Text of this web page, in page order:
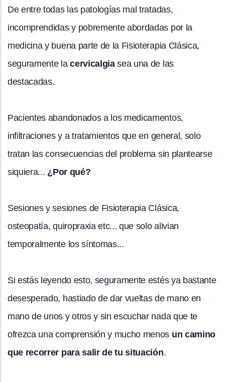
De entre todas las patologías mal tratadas,
incomprendidas y pobremente abordadas por la
medicina y buena parte de la Fisioterapia Clásica,
seguramente lacervicalgiasea una de las
destacadas.
Pacientes abandonados a los medicamentos,
infiltraciones y a tratamientos que en general, solo
tratan las consecuencias del problema sin plantearse
siquiera... ¿Por qué?
Sesiones y sesiones de Fisioterapia Clásica,
osteopatía, quiropraxia etc... que solo alivian
temporalmente los síntomas...
Si estás leyendo esto, seguramente estés ya bastante
desesperado, hastiado de dar vueltas de mano en
mano de unos y otros y sin escuchar nada que te
ofrezca una comprensión y mucho menos un camino
que recorrer para salir de tu situación.